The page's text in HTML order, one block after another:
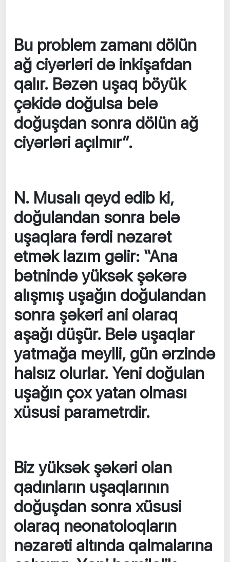
Bu problem zamanı dölün
ağ ciyərləri də inkişafdan
qalır. Bəzən uşaq böyük
çəkidə doğulsa belə
doğuşdan sonra dölün ağ
ciyərləri açılmır”.
N. Musalı qeyd edib ki,
doğulandan sonra belə
uşaqlara fərdi nəzarət
etmək lazım gəlir: “Ana
bətnində yüksək şəkərə
alışmış uşağın doğulandan
sonra şəkəri ani olaraq
aşağı düşür. Belə uşaqlar
yatmağa meylli, gün ərzində
halsız olurlar. Yeni doğulan
uşağın çox yatan olması
xüsusi parametrdir.
Biz yüksək şəkəri olan
qadınların uşaqlarının
doğuşdan sonra xüsusi
olaraq neonatoloqların
nəzarəti altında qalmalarına